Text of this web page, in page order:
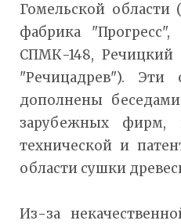
Гомельской области
фабрика "Прогресс",
СПМК-148, Речицкий
"Речицадрев"). Эти
дополнены
зарубежных фирм,
технической и
области сушки
Из-за